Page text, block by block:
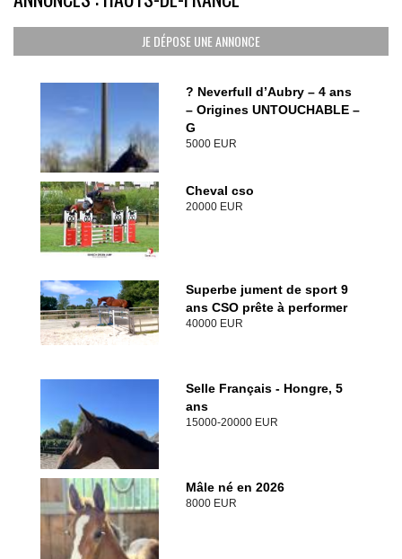
JE DÉPOSE UNE ANNONCE
? Neverfull d’Aubry – 4 ans
– Origines UNTOUCHABLE –
G
5000 EUR
Cheval cso
20000 EUR
Superbe jument de sport 9
ans CSO prête à performer
40000 EUR
Selle Français - Hongre, 5
ans
15000-20000 EUR
Mâle né en 2026
8000 EUR